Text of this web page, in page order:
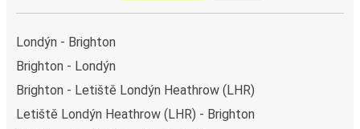
Londýn - Brighton
Brighton - Londýn
Brighton - Letiště Londýn Heathrow (LHR)
Letiště Londýn Heathrow (LHR) - Brighton